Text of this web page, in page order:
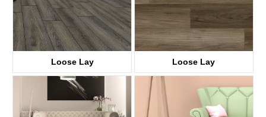
Loose Lay
KTV8028
Loose Lay